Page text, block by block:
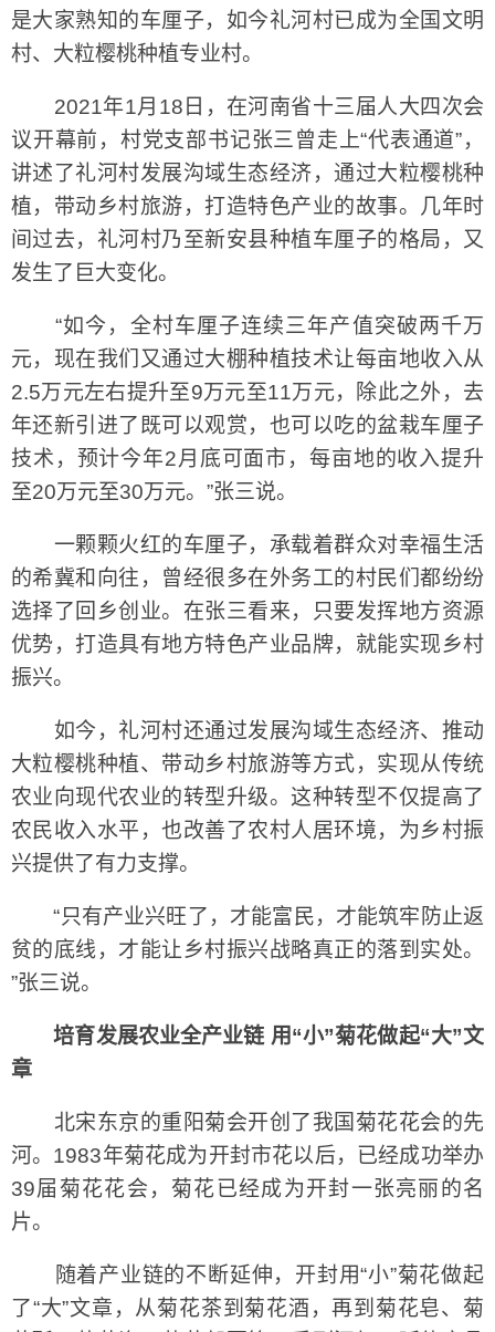
是大家熟知的车厘子，如今礼河村已成为全国文明
村、大粒樱桃种植专业村。
2021年1月18日，在河南省十三届人大四次会
议开幕前，村党支部书记张三曾走上“代表通道”，
讲述了礼河村发展沟域生态经济，通过大粒樱桃种
植，带动乡村旅游，打造特色产业的故事。几年时
间过去，礼河村乃至新安县种植车厘子的格局，又
发生了巨大变化。
“如今，全村车厘子连续三年产值突破两千万
元，现在我们又通过大棚种植技术让每亩地收入从
2.5万元左右提升至9万元至11万元，除此之外，去
年还新引进了既可以观赏，也可以吃的盆栽车厘子
技术，预计今年2月底可面市，每亩地的收入提升
至20万元至30万元。”张三说。
一颗颗火红的车厘子，承载着群众对幸福生活
的希冀和向往，曾经很多在外务工的村民们都纷纷
选择了回乡创业。在张三看来，只要发挥地方资源
优势，打造具有地方特色产业品牌，就能实现乡村
振兴。
如今，礼河村还通过发展沟域生态经济、推动
大粒樱桃种植、带动乡村旅游等方式，实现从传统
农业向现代农业的转型升级。这种转型不仅提高了
农民收入水平，也改善了农村人居环境，为乡村振
兴提供了有力支撑。
“只有产业兴旺了，才能富民，才能筑牢防止返
贫的底线，才能让乡村振兴战略真正的落到实处。
”张三说。
培育发展农业全产业链 用“小”菊花做起“大”文
章
北宋东京的重阳菊会开创了我国菊花花会的先
河。1983年菊花成为开封市花以后，已经成功举办
39届菊花花会，菊花已经成为开封一张亮丽的名
片。
随着产业链的不断延伸，开封用“小”菊花做起
了“大”文章，从菊花茶到菊花酒，再到菊花皂、菊